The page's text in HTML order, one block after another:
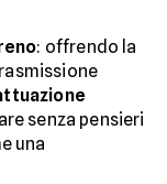
: offrendo la
senza pensieri
una